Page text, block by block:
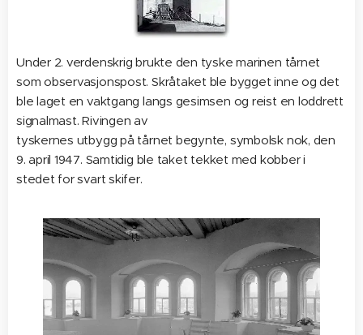
Under 2. verdenskrig brukte den tyske marinen tårnet
som observasjonspost. Skråtaket ble bygget inne og det
ble laget en vaktgang langs gesimsen og reist en loddrett
signalmast. Rivingen av
tyskernes utbygg på tårnet begynte, symbolsk nok, den
9. april 1947. Samtidig ble taket tekket med kobber i
stedet for svart skifer.